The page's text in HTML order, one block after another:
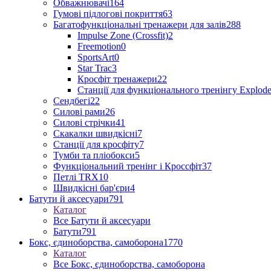
Обважнювачі164
Гумові підлогові покриття63
Багатофункціональні тренажери для залів288
Impulse Zone (Crossfit)2
Freemotion0
SportsArt0
Star Trac3
Кросфіт тренажери22
Станції для функціонального тренінгу Explode
Сендбегі22
Силові рами26
Силові стрічки41
Скакалки швидкісні7
Станції для кросфіту7
Тумби та пліобокси5
Функціональний тренінг і Кроссфіт37
Петлі TRX10
Швидкісні бар'єри4
Батути й аксесуари791
Каталог
Все Батути й аксесуари
Батути791
Бокс, єдиноборства, самоборона1770
Каталог
Все Бокс, єдиноборства, самоборона